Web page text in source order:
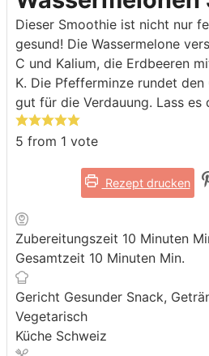
Dieser Smoothie ist nicht nur
gesund! Die Wassermelone
C und Kalium, die Erdbeeren
K. Die Pfefferminze rundet
gut für die Verdauung. Lass es
5 from 1 vote
Rezept drucken
Zubereitungszeit 10 Minuten
Gesamtzeit 10 Minuten Min.
Gericht Gesunder Snack,
Vegetarisch
Küche Schweiz